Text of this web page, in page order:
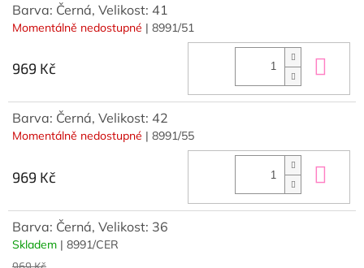
Barva: Černá, Velikost: 41
Momentálně nedostupné | 8991/51
969 Kč
Barva: Černá, Velikost: 42
Momentálně nedostupné | 8991/55
969 Kč
Barva: Černá, Velikost: 36
Skladem | 8991/CER